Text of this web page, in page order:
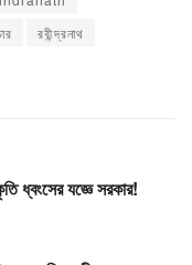
রবীন্দ্রনাথ
ধ্বংসের যজ্ঞে সরকার!